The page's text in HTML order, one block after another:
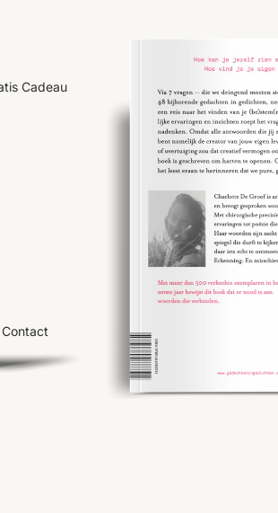
Cadeau
Contact